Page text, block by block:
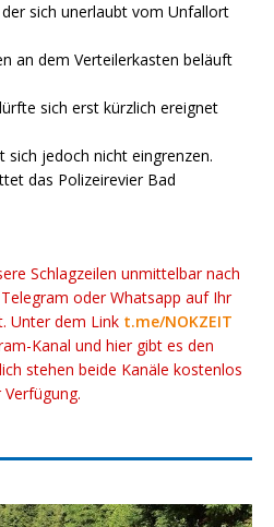
sich unerlaubt vom Unfallort
an dem Verteilerkasten beläuft
sich erst kürzlich ereignet
sich jedoch nicht eingrenzen.
das Polizeirevier Bad
Schlagzeilen unmittelbar nach
oder Whatsapp auf Ihr
Unter dem Link t.me/NOKZEIT
Kanal und hier gibt es den
stehen beide Kanäle kostenlos
Verfügung.